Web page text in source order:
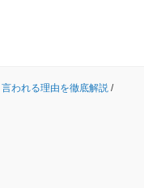
われる理由を徹底解説 /